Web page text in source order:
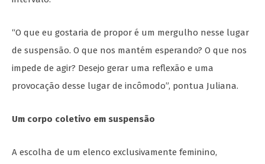
“O que eu gostaria de propor é um mergulho nesse lugar
de suspensão. O que nos mantém esperando? O que nos
impede de agir? Desejo gerar uma reflexão e uma
provocação desse lugar de incômodo”, pontua Juliana.
Um corpo coletivo em suspensão
A escolha de um elenco exclusivamente feminino,